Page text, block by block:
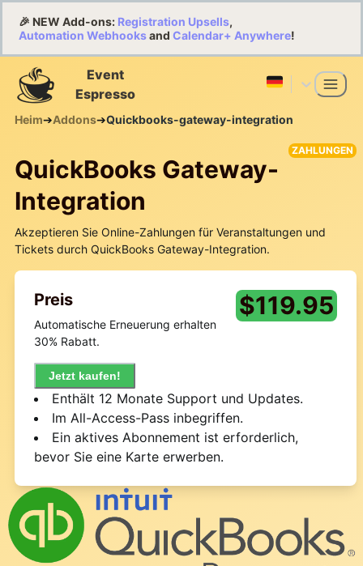
🎉 NEW Add-ons: Registration Upsells,
Automation Webhooksand Calendar+ Anywhere!
Event
Espresso
Heim➔Addons➔Quickbooks-gateway-integration
QuickBooks Gateway-
Integration
ZAHLUNGEN
Akzeptieren Sie Online-Zahlungen für Veranstaltungen und
Tickets durch QuickBooks Gateway-Integration.
Preis
Automatische Erneuerung erhalten
30% Rabatt.
Jetzt kaufen!
$119.95
Enthält 12 Monate Support und Updates.
Im All-Access-Pass inbegriffen.
Ein aktives Abonnement ist erforderlich,
bevor Sie eine Karte erwerben.